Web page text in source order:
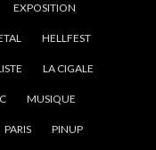
EXPOSITION
HELLFEST
LA CIGALE
MUSIQUE
PARIS PINUP